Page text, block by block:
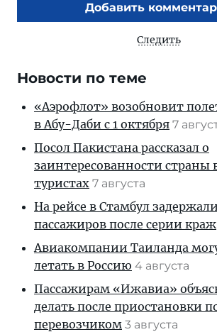
Добавить
Следить
Новости по теме
«Аэрофлот» возобновит
в Абу-Даби с 1 октября 7
Посол Пакистана рассказал о
заинтересованности страны
туристах 7 августа
На рейсе в Стамбул
пассажиров после серии краж
Авиакомпании Таиланда
летать в Россию 4 августа
Пассажирам «Ижавиа»
делать после приостановки
перевозчиком 3 августа